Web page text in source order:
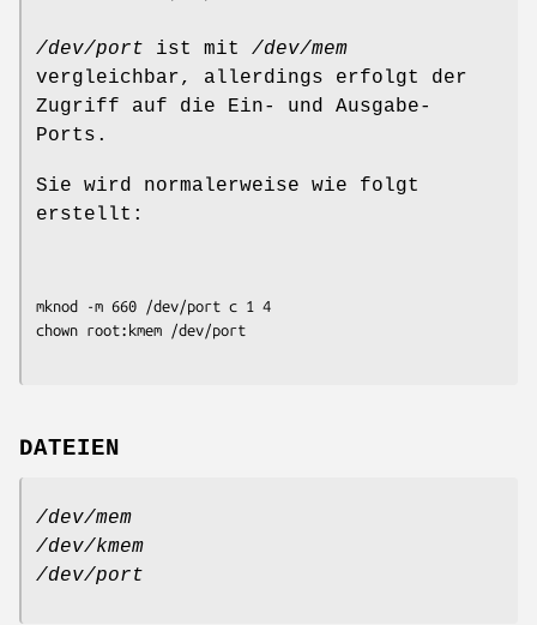
/dev/port ist mit /dev/mem
vergleichbar, allerdings erfolgt der
Zugriff auf die Ein- und Ausgabe-
Ports.
Sie wird normalerweise wie folgt
erstellt:
mknod -m 660 /dev/port c 1 4
DATEIEN
/dev/mem
/dev/kmem
/dev/port